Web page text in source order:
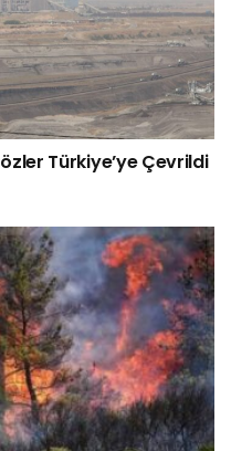
Türkiye’ye Çevrildi